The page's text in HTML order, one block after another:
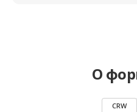
О
CRW